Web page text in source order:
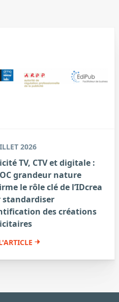
2026
TV, CTV et digitale :
grandeur nature
le rôle clé de l’IDcrea
standardiser
des créations